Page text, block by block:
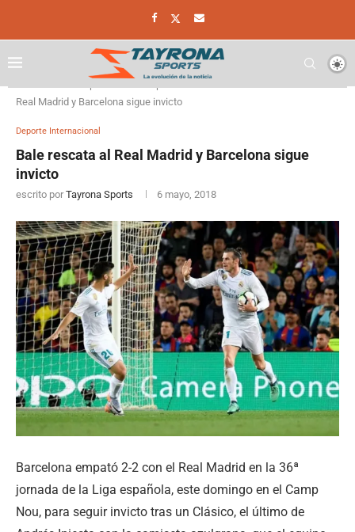
Real Madrid y Barcelona sigue invicto
Deporte Internacional
Bale rescata al Real Madrid y Barcelona sigue
invicto
escrito por Tayrona Sports 6 mayo, 2018
Barcelona empató 2-2 con el Real Madrid en la 36ª
jornada de la Liga española, este domingo en el Camp
Nou, para seguir invicto tras un Clásico, el último de